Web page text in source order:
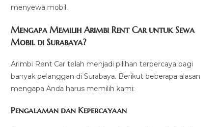
menyewa mobil.
Mengapa Memilih Arimbi Rent Car untuk Sewa
Mobil di Surabaya?
Arimbi Rent Car telah menjadi pilihan terpercaya bagi
banyak pelanggan di Surabaya. Berikut beberapa alasan
mengapa Anda harus memilih kami:
Pengalaman dan Kepercayaan